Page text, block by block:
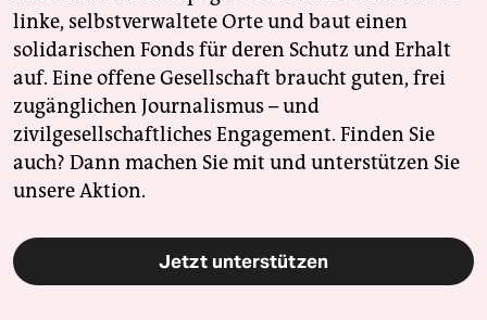
linke, selbstverwaltete Orte und baut einen
solidarischen Fonds für deren Schutz und Erhalt
auf. Eine offene Gesellschaft braucht guten, frei
zugänglichen Journalismus – und
zivilgesellschaftliches Engagement. Finden Sie
auch? Dann machen Sie mit und unterstützen Sie
unsere Aktion.
Jetzt unterstützen